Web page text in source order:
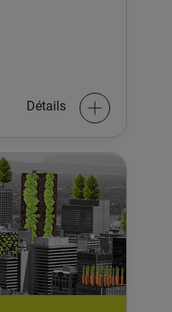
Détails